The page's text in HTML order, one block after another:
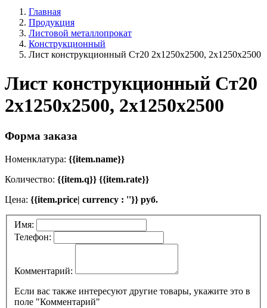
Главная
Продукция
Листовой металлопрокат
Конструкционный
Лист конструкционный Ст20 2х1250х2500, 2х1250х2500
Лист конструкционный Ст20
2х1250х2500, 2х1250х2500
Форма заказа
Номенклатура: {{item.name}}
Количество: {{item.q}} {{item.rate}}
Цена: {{item.price| currency : ''}} руб.
Имя:
Телефон:
Комментарий:
Если вас также интересуют другие товары, укажите это в
поле "Комментарий"